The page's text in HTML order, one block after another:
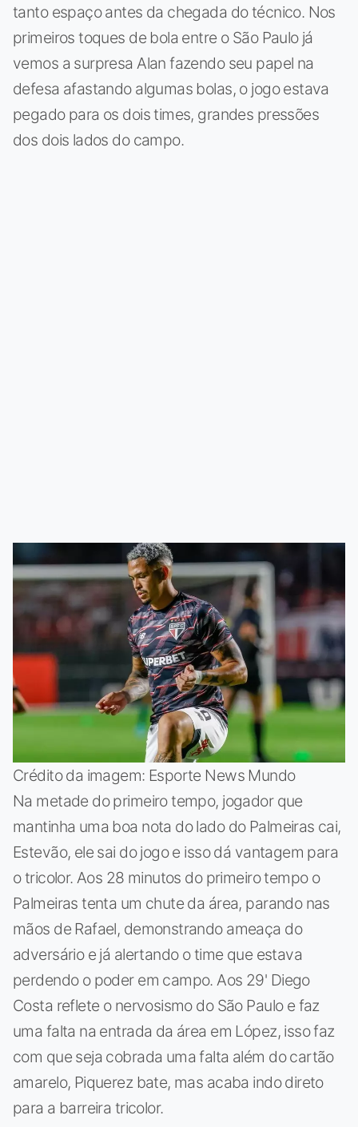
tanto espaço antes da chegada do técnico. Nos
primeiros toques de bola entre o São Paulo já
vemos a surpresa Alan fazendo seu papel na
defesa afastando algumas bolas, o jogo estava
pegado para os dois times, grandes pressões
dos dois lados do campo.
Crédito da imagem: Esporte News Mundo
Na metade do primeiro tempo, jogador que
mantinha uma boa nota do lado do Palmeiras cai,
Estevão, ele sai do jogo e isso dá vantagem para
o tricolor. Aos 28 minutos do primeiro tempo o
Palmeiras tenta um chute da área, parando nas
mãos de Rafael, demonstrando ameaça do
adversário e já alertando o time que estava
perdendo o poder em campo. Aos 29' Diego
Costa reflete o nervosismo do São Paulo e faz
uma falta na entrada da área em López, isso faz
com que seja cobrada uma falta além do cartão
amarelo, Piquerez bate, mas acaba indo direto
para a barreira tricolor.